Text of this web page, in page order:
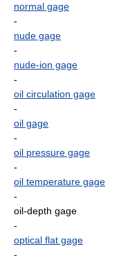
normal gage
-
nude gage
-
nude-ion gage
-
oil circulation gage
-
oil gage
-
oil pressure gage
-
oil temperature gage
-
oil-depth gage
-
optical flat gage